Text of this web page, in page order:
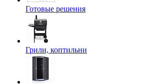
Готовые решения
Грили, коптильни